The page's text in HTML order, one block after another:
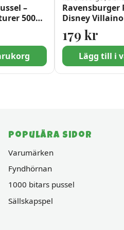
–
500
Ravensburger
Disney
Svarte Petter
179 kr
Lägg till i
Populära sidor
Varumärken
Fyndhörnan
1000 bitars pussel
Sällskapspel